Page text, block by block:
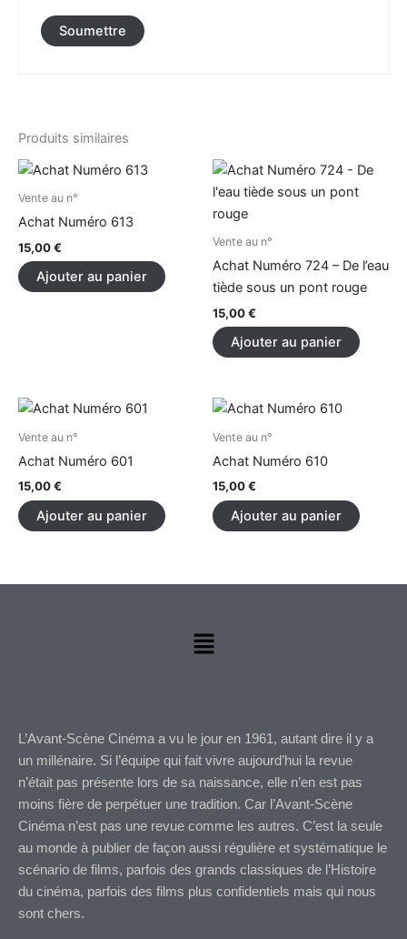
Produits similaires
Vente au n°
Achat Numéro 613
15,00€
Ajouter au panier
Vente au n°
Achat Numéro 724 – De l’eau
tiède sous un pont rouge
15,00€
Ajouter au panier
Vente au n°
Achat Numéro 601
15,00€
Ajouter au panier
Vente au n°
Achat Numéro 610
15,00€
Ajouter au panier
Menu
L’Avant-Scène Cinéma a vu le jour en 1961, autant dire il y a
un millénaire. Si l’équipe qui fait vivre aujourd’hui la revue
n’était pas présente lors de sa naissance, elle n’en est pas
moins fière de perpétuer une tradition. Car l’Avant-Scène
Cinéma n’est pas une revue comme les autres. C’est la seule
au monde à publier de façon aussi régulière et systématique le
scénario de films, parfois des grands classiques de l’Histoire
du cinéma, parfois des films plus confidentiels mais qui nous
sont chers.